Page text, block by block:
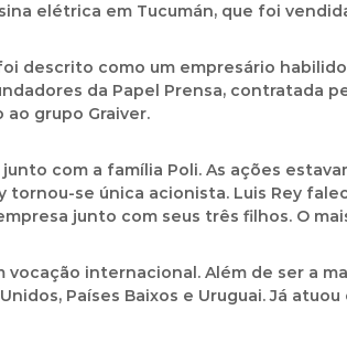
elétrica em Tucumán, que foi
foi descrito como um empresário
da Papel Prensa, contratada
grupo Graiver.
com a família Poli. As ações
tornou-se única acionista. Luis Rey
junto com seus três filhos. O
vocação internacional. Além de ser a
Países Baixos e Uruguai. Já